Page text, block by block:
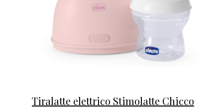
Tiralatte elettrico Stimolatte Chicco